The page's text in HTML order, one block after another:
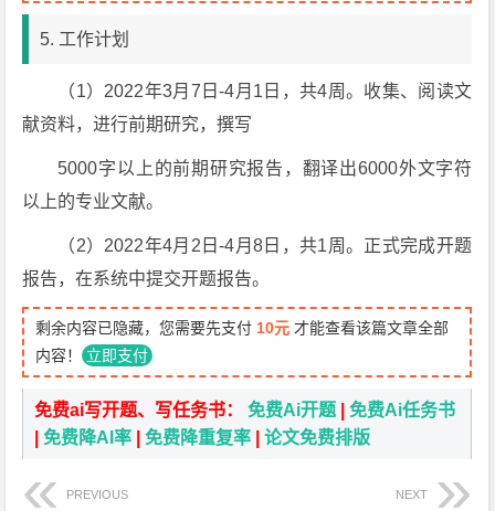
5. 工作计划
（1）2022年3月7日-4月1日，共4周。收集、阅读文
献资料，进行前期研究，撰写
5000字以上的前期研究报告，翻译出6000外文字符
以上的专业文献。
（2）2022年4月2日-4月8日，共1周。正式完成开题
报告，在系统中提交开题报告。
剩余内容已隐藏，您需要先支付 10元 才能查看该篇文章全部
内容！ 立即支付
免费ai写开题、写任务书：免费Ai开题 |免费Ai任务书
|免费降AI率 |免费降重复率 |论文免费排版
PREVIOUS NEXT